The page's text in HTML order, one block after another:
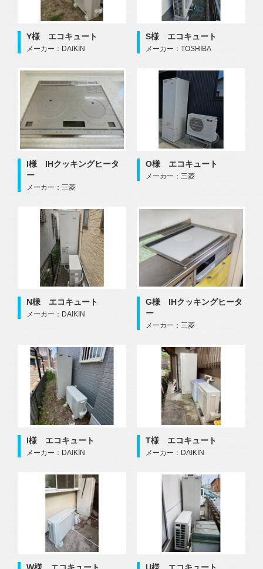
Y様 エコキュート
メーカー：DAIKIN
S様 エコキュート
メーカー：TOSHIBA
I様 IHクッキングヒータ
ー
メーカー：三菱
O様 エコキュート
メーカー：三菱
N様 エコキュート
メーカー：DAIKIN
G様 IHクッキングヒータ
ー
メーカー：三菱
I様 エコキュート
メーカー：DAIKIN
T様 エコキュート
メーカー：DAIKIN